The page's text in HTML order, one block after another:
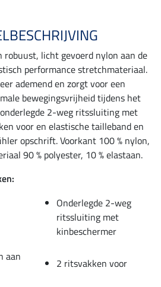
robuust, licht gevoerd nylon aan de
performance stretchmateriaal.
ademend en zorgt voor een
bewegingsvrijheid tijdens het
2-weg ritssluiting met
voor en elastische tailleband en
opschrift. Voorkant 100 % nylon,
90 % polyester, 10 % elastaan.
Onderlegde 2-weg
ritssluiting met
kinbeschermer
aan
2 ritsvakken voor